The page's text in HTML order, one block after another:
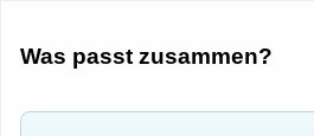
Was passt zusammen?